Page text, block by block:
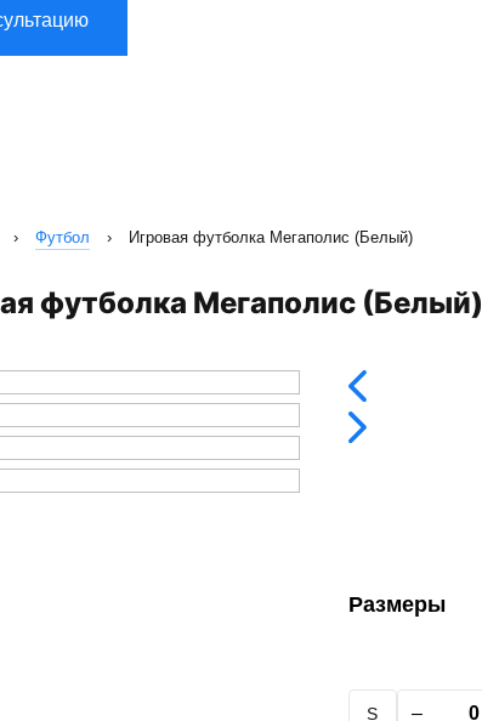
› Футбол › Игровая футболка Мегаполис (Белый)
футболка Мегаполис (Белый)
Размеры
S –